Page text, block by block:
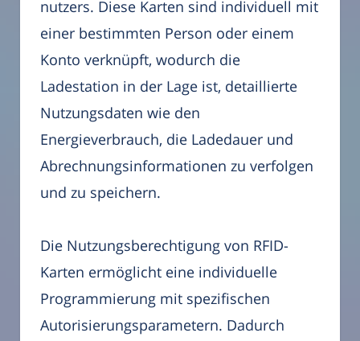
nutzers. Diese Karten sind individuell mit
einer bestimmten Person oder einem
Konto verknüpft, wodurch die
Ladestation in der Lage ist, detaillierte
Nutzungsdaten wie den
Energieverbrauch, die Ladedauer und
Abrechnungsinformationen zu verfolgen
und zu speichern.
Die Nutzungsberechtigung von RFID-
Karten ermöglicht eine individuelle
Programmierung mit spezifischen
Autorisierungsparametern. Dadurch